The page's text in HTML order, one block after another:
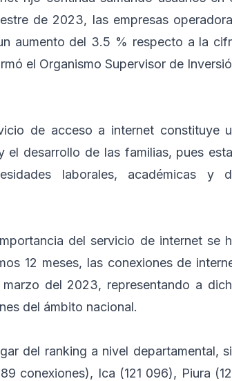
de 2023, las empresas
aumento del 3.5 % respecto a la
el Organismo Supervisor de
de acceso a internet constituye
desarrollo de las familias, pues
laborales, académicas y
del servicio de internet se
12 meses, las conexiones de
del 2023, representando a
del ámbito nacional.
del ranking a nivel departamental,
conexiones), Ica (121 096), Piura